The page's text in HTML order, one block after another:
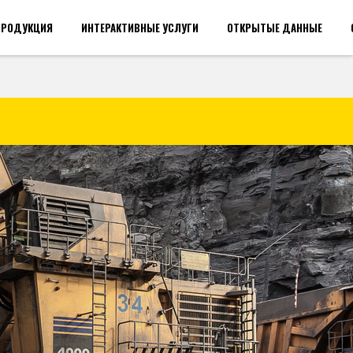
Войти
ИНТЕРАКТИВНЫЕ УСЛУГИ ОТКРЫТЫЕ ДАННЫЕ